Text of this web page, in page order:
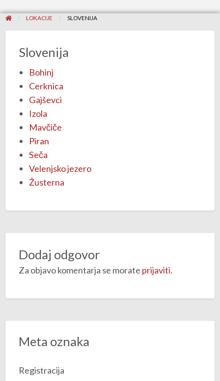
LOKACIJE SLOVENIJA
Slovenija
Bohinj
Cerknica
Gajševci
Izola
Mavčiče
Piran
Seča
Velenjsko jezero
Žusterna
Dodaj odgovor
Za objavo komentarja se morate prijaviti.
Meta oznaka
Registracija